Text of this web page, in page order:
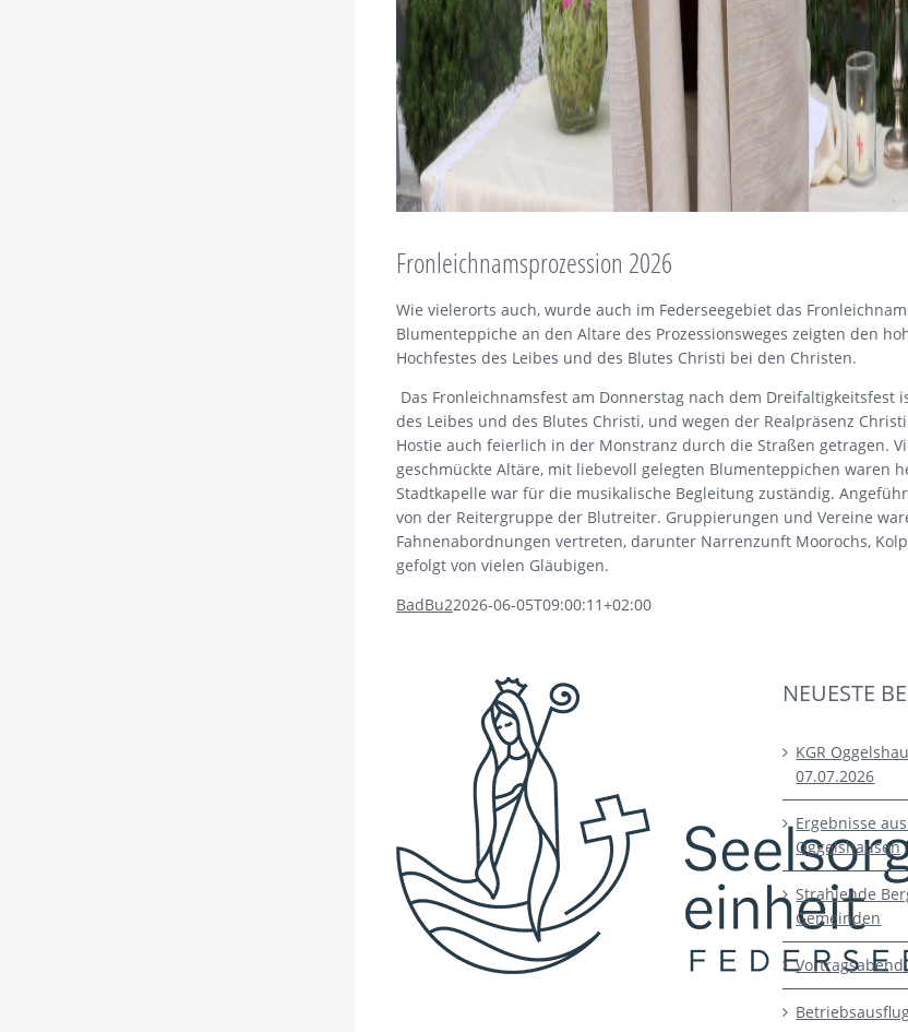
Fronleichnamsprozession 2026
Wie vielerorts auch, wurde auch im Federseegebiet das
Blumenteppiche an den Altare des Prozessionsweges zeigten den
Hochfestes des Leibes und des Blutes Christi bei den Christen.
Das Fronleichnamsfest am Donnerstag nach dem Dreifaltigkeitsfest
des Leibes und des Blutes Christi, und wegen der Realpräsenz
Hostie auch feierlich in der Monstranz durch die Straßen getragen.
geschmückte Altäre, mit liebevoll gelegten Blumenteppichen waren
Stadtkapelle war für die musikalische Begleitung zuständig.
von der Reitergruppe der Blutreiter. Gruppierungen und Vereine
Fahnenabordnungen vertreten, darunter Narrenzunft Moorochs,
gefolgt von vielen Gläubigen.
BadBu22026-06-05T09:00:11+02:00
NEUESTE
KGR
07.07.2026
Ergebnisse
Oggelshausen
Strahlende
Gemeinden